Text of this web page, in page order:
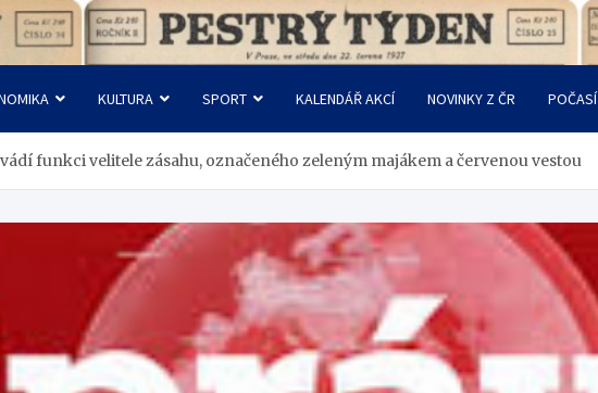
KULTURA SPORT KALENDÁŘ AKCÍ NOVINKY Z ČR POČASÍ
funkci velitele zásahu, označeného zeleným majákem a červenou vestou